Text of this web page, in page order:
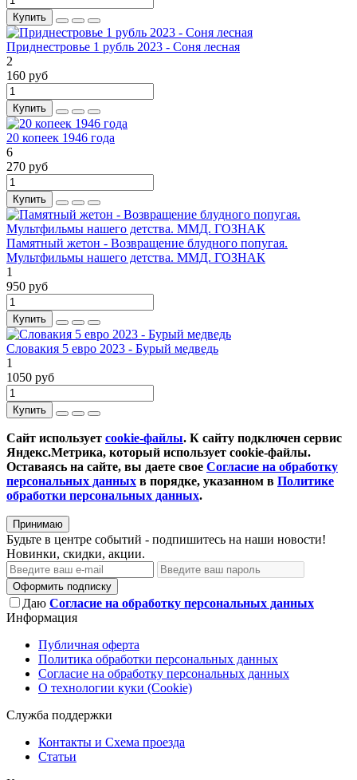
Купить
Приднестровье 1 рубль 2023 - Соня лесная
2
160 руб
Купить
20 копеек 1946 года
6
270 руб
Купить
Памятный жетон - Возвращение блудного попугая.
Мультфильмы нашего детства. ММД. ГОЗНАК
1
950 руб
Купить
Словакия 5 евро 2023 - Бурый медведь
1
1050 руб
Купить
Сайт использует cookie-файлы. К cайту подключен сервис
Яндекс.Метрика, который использует cookie-файлы.
Оставаясь на сайте, вы даете свое Согласие на обработку
персональных данных в порядке, указанном в Политике
обработки персональных данных.
Принимаю
Будьте в центре событий - подпишитесь на наши новости!
Новинки, скидки, акции.
Оформить подписку
Даю Согласие на обработку персональных данных
Информация
Публичная оферта
Политика обработки персональных данных
Согласие на обработку персональных данных
О технологии куки (Cookie)
Служба поддержки
Контакты и Схема проезда
Статьи